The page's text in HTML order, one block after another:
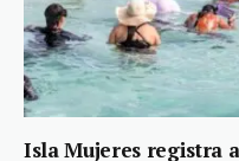
Isla Mujeres registra